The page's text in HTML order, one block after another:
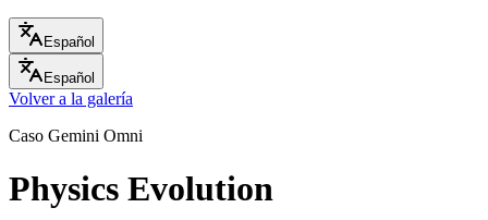
Español
Español
Volver a la galería
Caso Gemini Omni
Physics Evolution